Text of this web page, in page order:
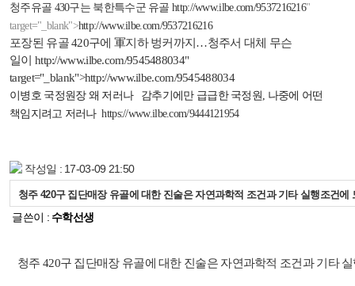
청주유골 430구는 북한특수군 유골 http://www.ilbe.com/9537216216"
target="_blank">http://www.ilbe.com/9537216216
포장된 유골420구에 軍지하 벙커까지 …청주서 대체 무슨
일이 http://www.ilbe.com/9545488034"
target="_blank">http://www.ilbe.com/9545488034
이병호 국정원장 왜 저러나 감추기에만 급급한 국정원, 나중에 어떤
책임지려고 저러나 https://www.ilbe.com/9444121954
작성일 : 17-03-09 21:50
청주 420구 집단매장 유골에 대한 진술은 자연과학적 조건과 기타 실행조건에
글쓴이 : 수학선생
청주 420구 집단매장 유골에 대한 진술은 자연과학적 조건과 기타